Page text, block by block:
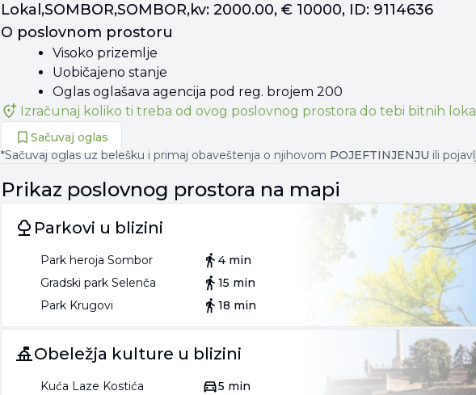
Lokal,SOMBOR,SOMBOR,kv: 2000.00, € 10000, ID: 9114636
O poslovnom prostoru
Visoko prizemlje
Uobičajeno stanje
Oglas oglašava agencija pod reg. brojem 200
Izračunaj koliko ti treba od ovog poslovnog prostora do tebi bitnih
Sačuvaj oglas
*Sačuvaj oglas uz belešku i primaj obaveštenja o njihovom POJEFTINJENJU ili
Prikaz poslovnog prostora na mapi
Parkovi u blizini
Park heroja Sombor
4 min
Gradski park Selenča
15 min
Park Krugovi
18 min
Obeležja kulture u blizini
Kuća Laze Kostića
5 min